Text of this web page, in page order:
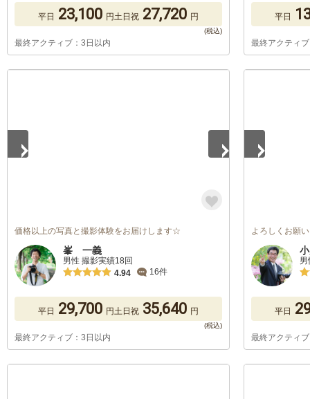
平日 23,100 円土日祝 27,720 円
最終アクティブ：3日以内
平日
最終アクティ
価格以上の写真と撮影体験をお届けします☆
峯 一義
男性 撮影実績18回
4.94
16件
平日 29,700 円土日祝 35,640 円
最終アクティブ：3日以内
よろしくお願
平日
最終アクティ